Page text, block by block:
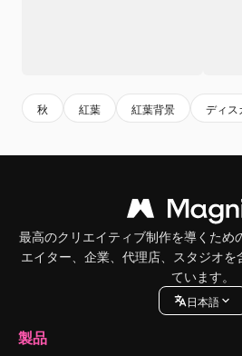
秋 紅葉 紅葉背景 ディス
最高のクリエイティブ制作を導くため
エイター、企業、代理店、スタジオ
ています。
日本語
製品